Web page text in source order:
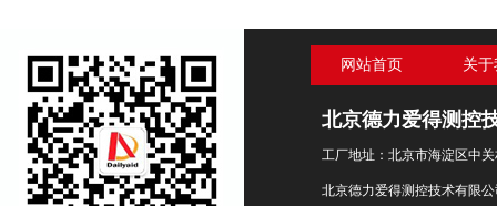
网站首页 关
北京德力爱得测控
工厂地址：北京市海淀区中
北京德力爱得测控技术有限